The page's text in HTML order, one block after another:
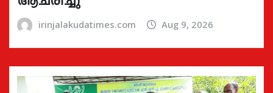
irinjalakudatimes.com Aug 9, 2026